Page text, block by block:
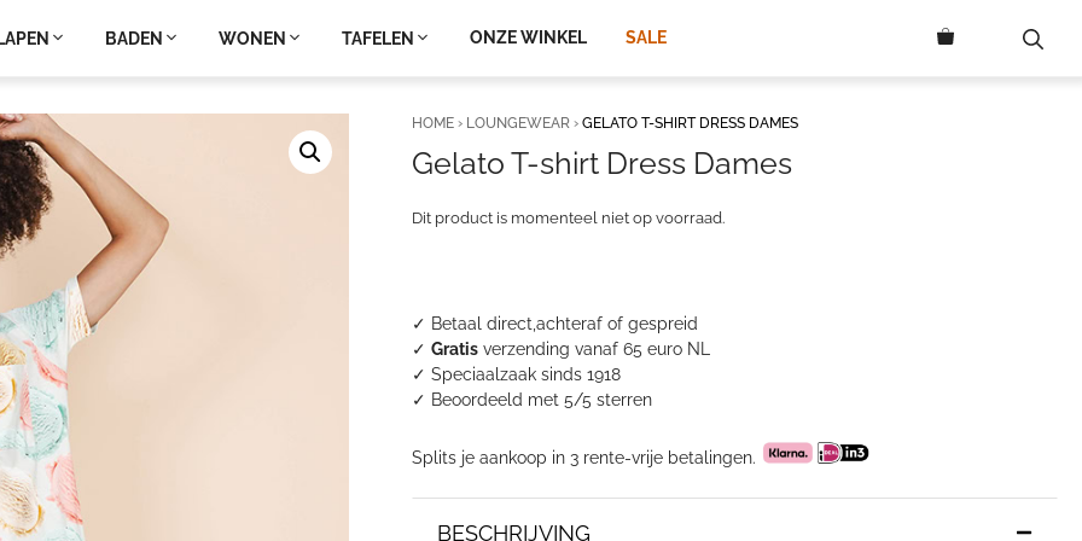
BADEN WONEN TAFELEN ONZE WINKEL SALE
✓ Betaal direct,achteraf of gespreid
✓Gratis verzending vanaf 65 euro NL
✓ Speciaalzaak sinds 1918
✓ Beoordeeld met 5/5 sterren
Splits je aankoop in 3 rente-vrije betalingen.
HOME › LOUNGEWEAR ›GELATO T-SHIRT DRESS DAMES
BESCHRIJVING
Gelato T-shirt Dress Dames
Dit product is momenteel niet op voorraad.